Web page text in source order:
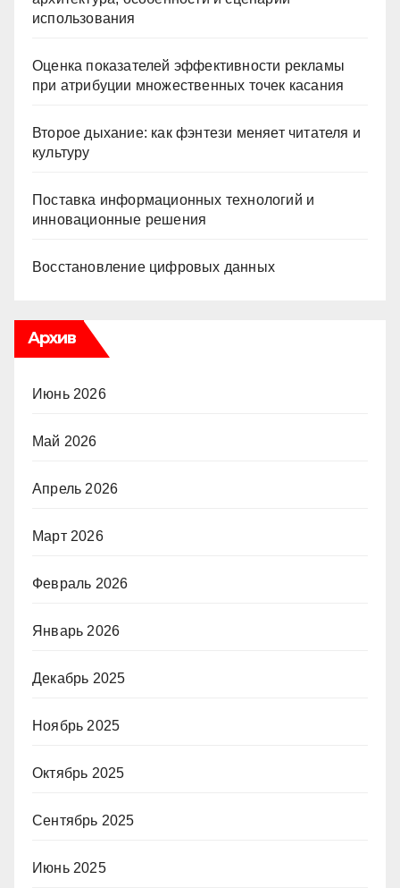
использования
Оценка показателей эффективности рекламы
при атрибуции множественных точек касания
Второе дыхание: как фэнтези меняет читателя и
культуру
Поставка информационных технологий и
инновационные решения
Восстановление цифровых данных
Архив
Июнь 2026
Май 2026
Апрель 2026
Март 2026
Февраль 2026
Январь 2026
Декабрь 2025
Ноябрь 2025
Октябрь 2025
Сентябрь 2025
Июнь 2025